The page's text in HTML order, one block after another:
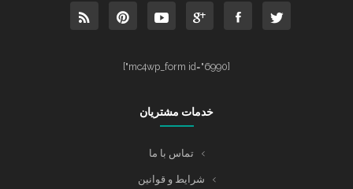
[mc4wp_form id="6990"]
خدمات مشتریان
تماس با ما
شرایط و قوانین